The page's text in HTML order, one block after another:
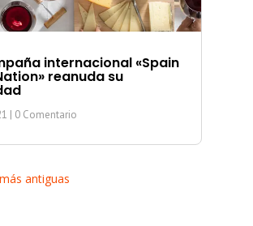
internacional «Spain
reanuda su
| 0 Comentario
antiguas